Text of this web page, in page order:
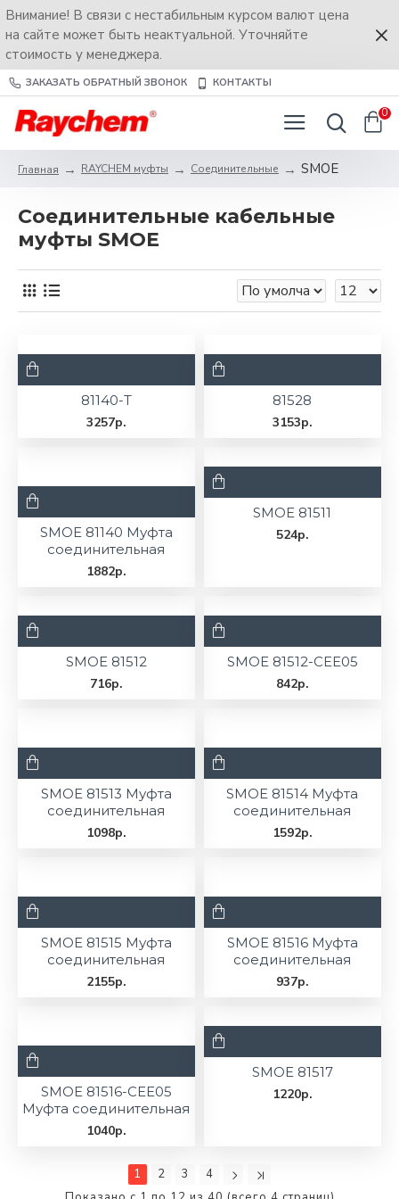
Внимание! В связи с нестабильным курсом валют цена
на сайте может быть неактуальной. Уточняйте
стоимость у менеджера.
ЗАКАЗАТЬ ОБРАТНЫЙ ЗВОНОК КОНТАКТЫ
0
Главная RAYCHEM муфты Соединительные SMOE
Соединительные кабельные
муфты SMOE
81140-T
3257р.
81528
3153р.
SMOE 81140 Муфта
соединительная
1882р.
SMOE 81511
524р.
SMOE 81512
716р.
SMOE 81512-CEE05
842р.
SMOE 81513 Муфта
соединительная
1098р.
SMOE 81514 Муфта
соединительная
1592р.
SMOE 81515 Муфта
соединительная
2155р.
SMOE 81516 Муфта
соединительная
937р.
SMOE 81516-CEE05
Муфта соединительная
1040р.
SMOE 81517
1220р.
1 2 3
4